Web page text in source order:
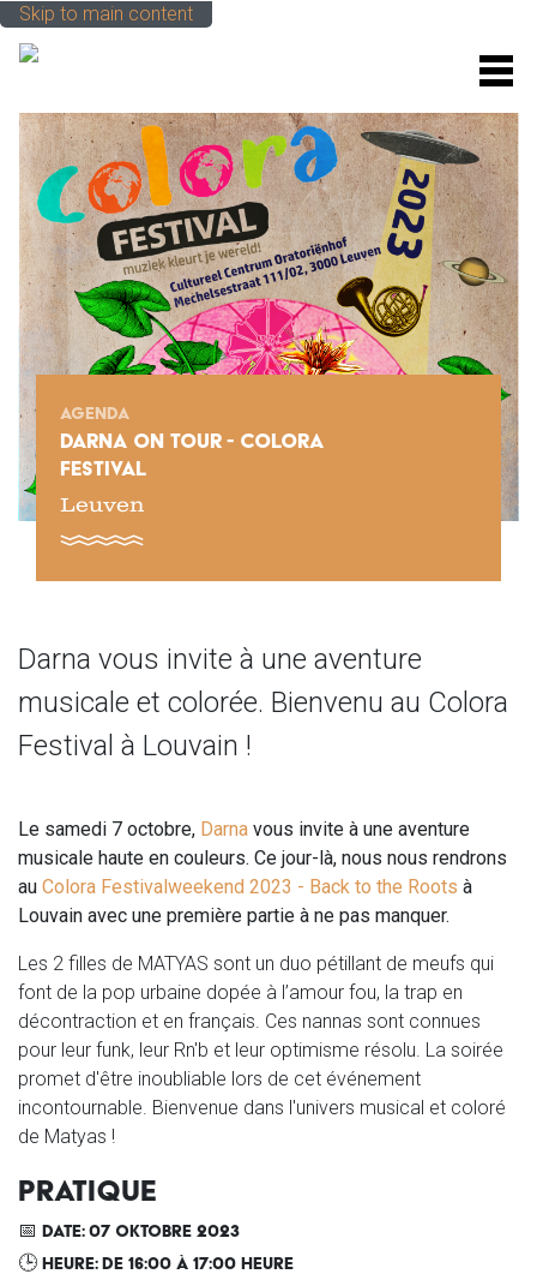
Skip to main content
AGENDA
DARNA ON TOUR - COLORA
FESTIVAL
Leuven
Darna vous invite à une aventure
musicale et colorée. Bienvenu au Colora
Festival à Louvain !
Le samedi 7 octobre, Darna vous invite à une aventure
musicale haute en couleurs. Ce jour-là, nous nous rendrons
au Colora Festivalweekend 2023 - Back to the Roots à
Louvain avec une première partie à ne pas manquer.
Les 2 filles de MATYAS sont un duo pétillant de meufs qui
font de la pop urbaine dopée à l’amour fou, la trap en
décontraction et en français. Ces nannas sont connues
pour leur funk, leur Rn'b et leur optimisme résolu. La soirée
promet d'être inoubliable lors de cet événement
incontournable. Bienvenue dans l'univers musical et coloré
de Matyas !
PRATIQUE
📅 DATE: 07 OKTOBRE 2023
🕒 HEURE: DE 16:00 À 17:00 HEURE